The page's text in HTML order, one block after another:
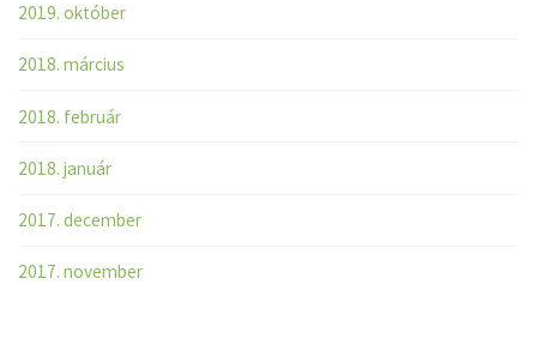
2019. október
2018. március
2018. február
2018. január
2017. december
2017. november